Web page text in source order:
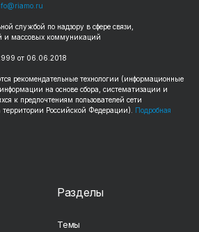
службой по надзору в сфере связи,
и массовых коммуникаций
от 06.06.2018
рекомендательные технологии (информационные
на основе сбора, систематизации и
к предпочтениям пользователей сети
Российской Федерации). Подробная
Разделы
Темы